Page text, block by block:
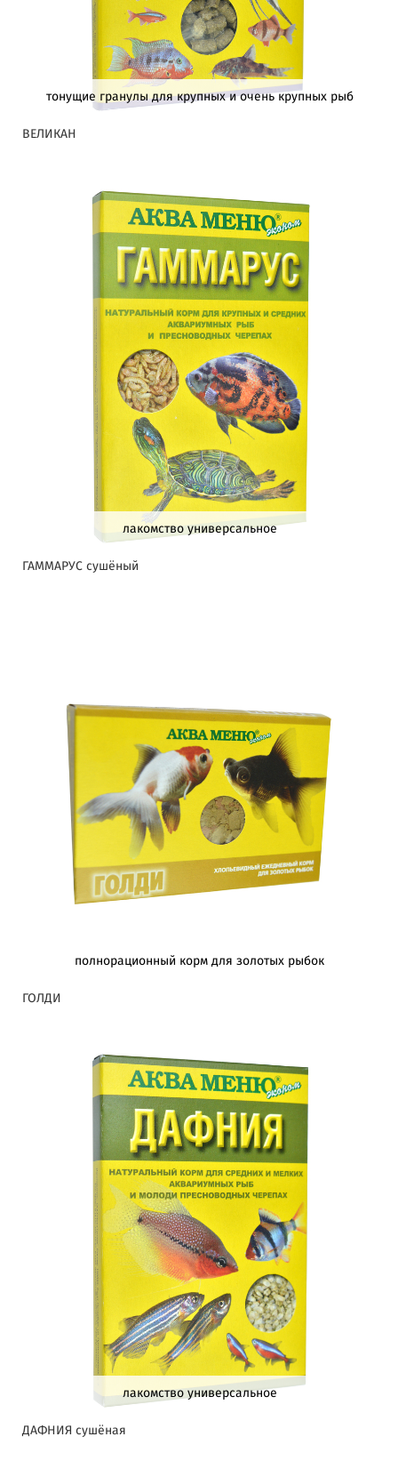
тонущие гранулы для крупных и очень крупных рыб
ВЕЛИКАН
лакомство универсальное
ГАММАРУС сушёный
полнорационный корм для золотых рыбок
ГОЛДИ
лакомство универсальное
ДАФНИЯ сушёная